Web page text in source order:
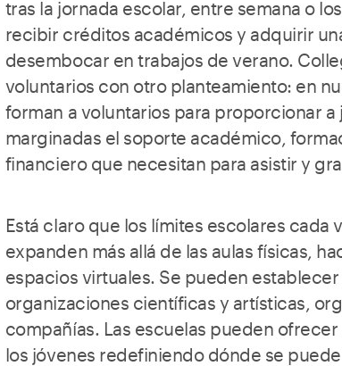
tras la jornada escolar, entre semana o
recibir créditos académicos y adquirir
desembocar en trabajos de verano.
voluntarios con otro planteamiento: en
forman a voluntarios para proporcionar
marginadas el soporte académico,
financiero que necesitan para asistir y
Está claro que los límites escolares cada
expanden más allá de las aulas físicas,
espacios virtuales. Se pueden
organizaciones científicas y artísticas,
compañías. Las escuelas pueden
los jóvenes redefiniendo dónde se